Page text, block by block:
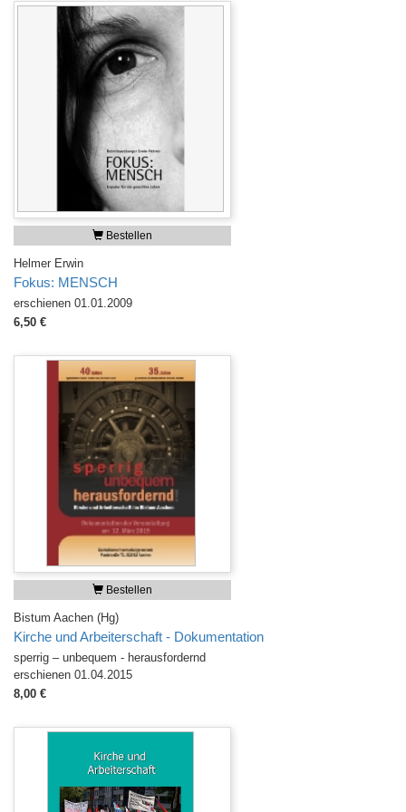
Bestellen
Helmer Erwin
Fokus: MENSCH
erschienen 01.01.2009
6,50 €
Bestellen
Bistum Aachen (Hg)
Kirche und Arbeiterschaft - Dokumentation
sperrig – unbequem - herausfordernd
erschienen 01.04.2015
8,00 €